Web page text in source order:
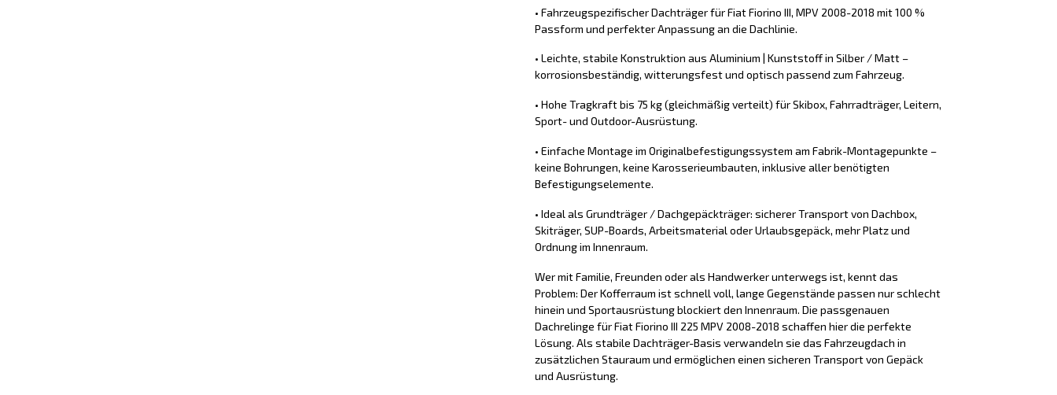
• Fahrzeugspezifischer Dachträger für Fiat Fiorino III, MPV 2008-2018 mit 100 %
Passform und perfekter Anpassung an die Dachlinie.
• Leichte, stabile Konstruktion aus Aluminium | Kunststoff in Silber / Matt –
korrosionsbeständig, witterungsfest und optisch passend zum Fahrzeug.
• Hohe Tragkraft bis 75 kg (gleichmäßig verteilt) für Skibox, Fahrradträger, Leitern,
Sport- und Outdoor-Ausrüstung.
• Einfache Montage im Originalbefestigungssystem am Fabrik-Montagepunkte –
keine Bohrungen, keine Karosserieumbauten, inklusive aller benötigten
Befestigungselemente.
• Ideal als Grundträger / Dachgepäckträger: sicherer Transport von Dachbox,
Skiträger, SUP-Boards, Arbeitsmaterial oder Urlaubsgepäck, mehr Platz und
Ordnung im Innenraum.
Wer mit Familie, Freunden oder als Handwerker unterwegs ist, kennt das
Problem: Der Kofferraum ist schnell voll, lange Gegenstände passen nur schlecht
hinein und Sportausrüstung blockiert den Innenraum. Die passgenauen
Dachrelinge für Fiat Fiorino III 225 MPV 2008-2018 schaffen hier die perfekte
Lösung. Als stabile Dachträger-Basis verwandeln sie das Fahrzeugdach in
zusätzlichen Stauraum und ermöglichen einen sicheren Transport von Gepäck
und Ausrüstung.